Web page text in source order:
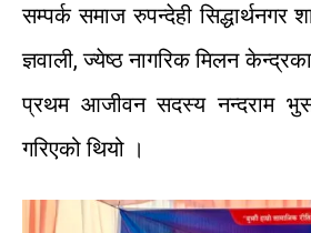
सम्पर्क समाज रुपन्देही सिद्धार्थनगर
ज्ञवाली,ज्येष्ठ नागरिक मिलन केन्द्रका
प्रथम आजीवन सदस्य नन्दराम
गरिएको थियो ।